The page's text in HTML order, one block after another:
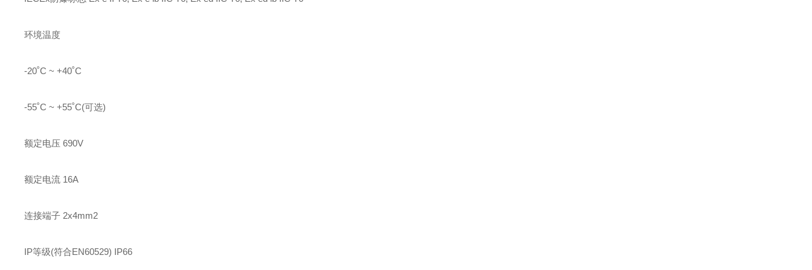
环境温度
-20˚C ~ +40˚C
-55˚C ~ +55˚C(可选)
额定电压 690V
额定电流 16A
连接端子 2x4mm2
IP等级(符合EN60529) IP66